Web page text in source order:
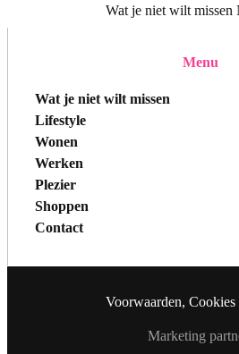
Wat je niet wilt missen
Menu
Wat je niet wilt missen
Lifestyle
Wonen
Werken
Plezier
Shoppen
Contact
Voorwaarden,
Marketing